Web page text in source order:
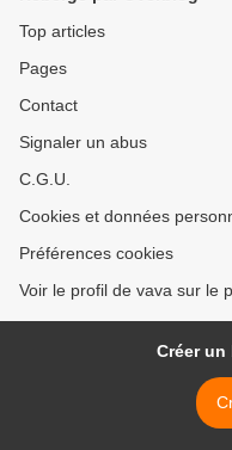
Top articles
Pages
Contact
Signaler un abus
C.G.U.
Cookies et données
Préférences cookies
Voir le profil de vava sur le
Créer